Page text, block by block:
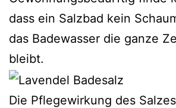
dass ein Salzbad kein
das Badewasser die ganze
bleibt.
Die Pflegewirkung des